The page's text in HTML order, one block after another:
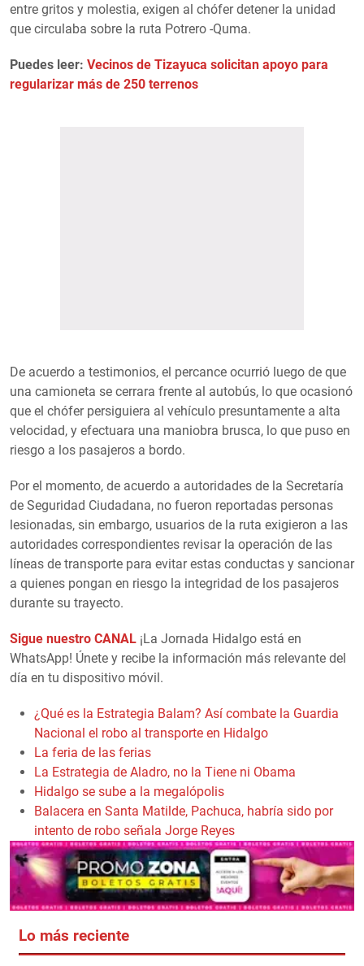
entre gritos y molestia, exigen al chófer detener la unidad
que circulaba sobre la ruta Potrero -Quma.
Puedes leer: Vecinos de Tizayuca solicitan apoyo para
regularizar más de 250 terrenos
De acuerdo a testimonios, el percance ocurrió luego de que
una camioneta se cerrara frente al autobús, lo que ocasionó
que el chófer persiguiera al vehículo presuntamente a alta
velocidad, y efectuara una maniobra brusca, lo que puso en
riesgo a los pasajeros a bordo.
Por el momento, de acuerdo a autoridades de la Secretaría
de Seguridad Ciudadana, no fueron reportadas personas
lesionadas, sin embargo, usuarios de la ruta exigieron a las
autoridades correspondientes revisar la operación de las
líneas de transporte para evitar estas conductas y sancionar
a quienes pongan en riesgo la integridad de los pasajeros
durante su trayecto.
Sigue nuestro CANAL ¡La Jornada Hidalgo está en
WhatsApp! Únete y recibe la información más relevante del
día en tu dispositivo móvil.
¿Qué es la Estrategia Balam? Así combate la Guardia
Nacional el robo al transporte en Hidalgo
La feria de las ferias
La Estrategia de Aladro, no la Tiene ni Obama
Hidalgo se sube a la megalópolis
Balacera en Santa Matilde, Pachuca, habría sido por
intento de robo señala Jorge Reyes
Lo más reciente